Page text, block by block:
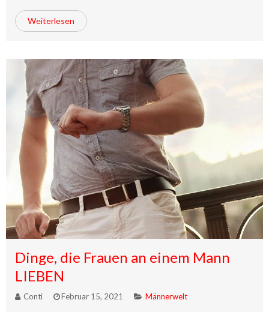
Weiterlesen
Dinge, die Frauen an einem Mann
LIEBEN
Conti Februar 15, 2021 Männerwelt